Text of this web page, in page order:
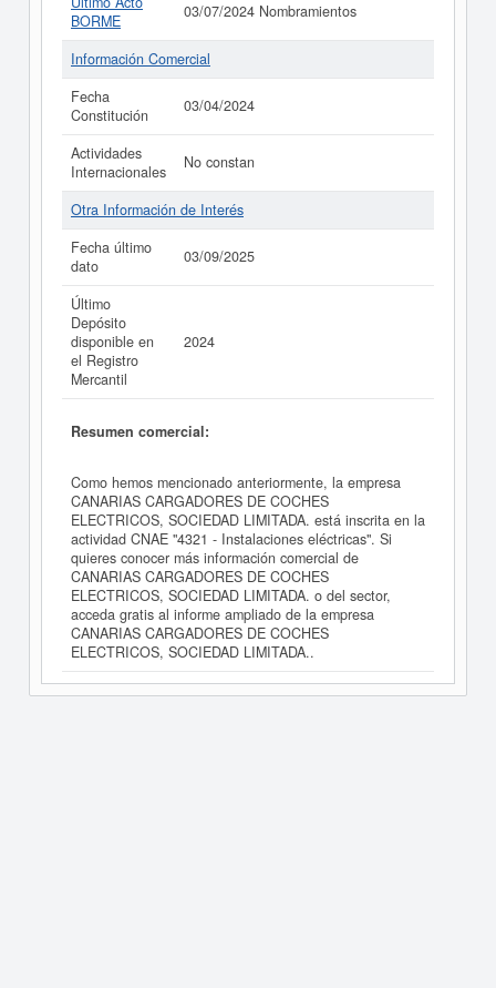
BORME
03/07/2024 Nombramientos
Información Comercial
Fecha
Constitución
03/04/2024
Actividades
Internacionales
No constan
Otra Información de Interés
Fecha último
dato
03/09/2025
Último
Depósito
disponible en
el Registro
Mercantil
2024
Resumen comercial:
Como hemos mencionado anteriormente, la empresa
CANARIAS CARGADORES DE COCHES
ELECTRICOS, SOCIEDAD LIMITADA. está inscrita en la
actividad CNAE "4321 - Instalaciones eléctricas". Si
quieres conocer más información comercial de
CANARIAS CARGADORES DE COCHES
ELECTRICOS, SOCIEDAD LIMITADA. o del sector,
acceda gratis al informe ampliado de la empresa
CANARIAS CARGADORES DE COCHES
ELECTRICOS, SOCIEDAD LIMITADA..